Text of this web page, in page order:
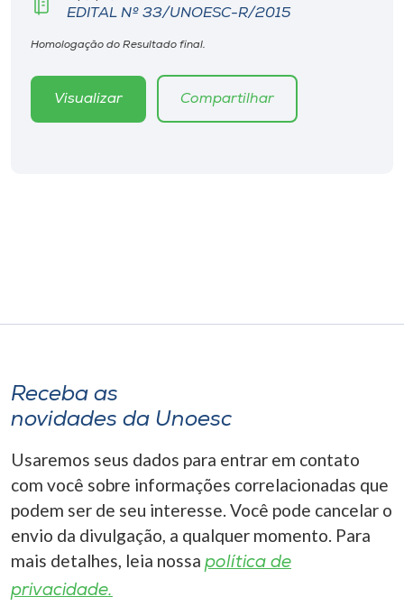
EDITAL Nº 33/UNOESC-R/2015
Homologação do Resultado final.
Visualizar Compartilhar
Receba as
novidades da Unoesc
Usaremos seus dados para entrar em contato
com você sobre informações correlacionadas que
podem ser de seu interesse. Você pode cancelar o
envio da divulgação, a qualquer momento. Para
mais detalhes, leia nossa política de
privacidade.